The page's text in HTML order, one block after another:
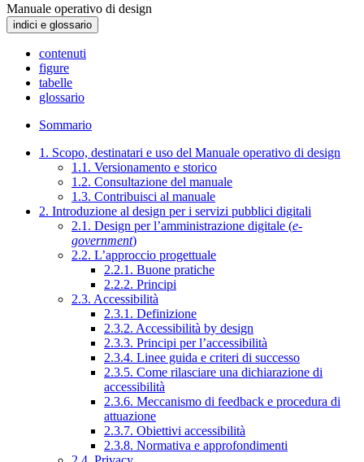
Manuale operativo di design
indici e glossario
contenuti
figure
tabelle
glossario
Sommario
1. Scopo, destinatari e uso del Manuale operativo di design
1.1. Versionamento e storico
1.2. Consultazione del manuale
1.3. Contribuisci al manuale
2. Introduzione al design per i servizi pubblici digitali
2.1. Design per l’amministrazione digitale (e-
government)
2.2. L’approccio progettuale
2.2.1. Buone pratiche
2.2.2. Principi
2.3. Accessibilità
2.3.1. Definizione
2.3.2. Accessibilità by design
2.3.3. Principi per l’accessibilità
2.3.4. Linee guida e criteri di successo
2.3.5. Come rilasciare una dichiarazione di
accessibilità
2.3.6. Meccanismo di feedback e procedura di
attuazione
2.3.7. Obiettivi accessibilità
2.3.8. Normativa e approfondimenti